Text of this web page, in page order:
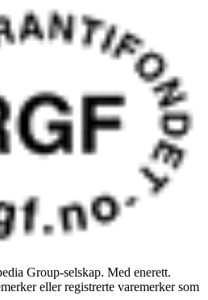
Group-selskap. Med enerett.
eller registrerte varemerker som